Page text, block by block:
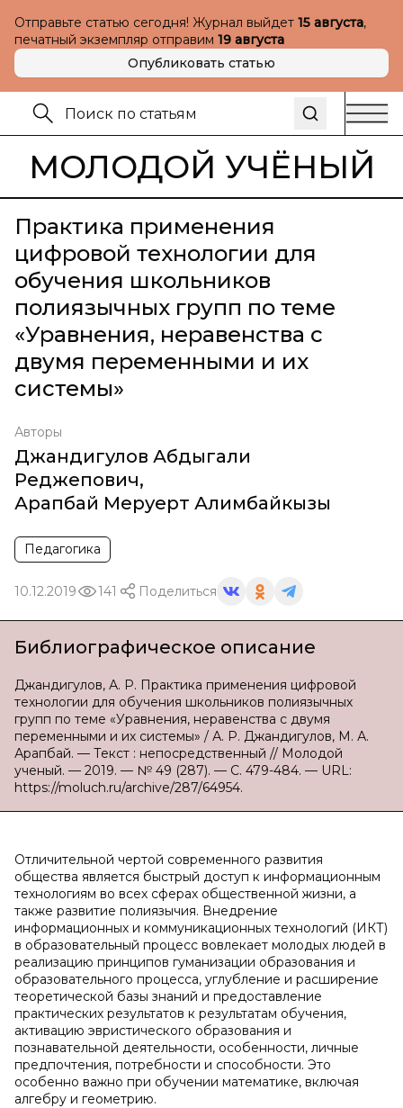
Отправьте статью сегодня! Журнал выйдет 15 августа,
печатный экземпляр отправим 19 августа
Опубликовать статью
МОЛОДОЙ УЧЁНЫЙ
Практика применения
цифровой технологии для
обучения школьников
полиязычных групп по теме
«Уравнения, неравенства с
двумя переменными и их
системы»
Авторы
Джандигулов Абдыгали
Реджепович,
Арапбай Меруерт Алимбайкызы
Педагогика
10.12.2019 141 Поделиться
Библиографическое описание
Джандигулов, А. Р. Практика применения цифровой
технологии для обучения школьников полиязычных
групп по теме «Уравнения, неравенства с двумя
переменными и их системы» / А. Р. Джандигулов, М. А.
Арапбай. — Текст : непосредственный // Молодой
ученый. — 2019. — № 49 (287). — С. 479-484. — URL:
https://moluch.ru/archive/287/64954.
Отличительной чертой современного развития
общества является быстрый доступ к информационным
технологиям во всех сферах общественной жизни, а
также развитие полиязычия. Внедрение
информационных и коммуникационных технологий (ИКТ)
в образовательный процесс вовлекает молодых людей в
реализацию принципов гуманизации образования и
образовательного процесса, углубление и расширение
теоретической базы знаний и предоставление
практических результатов к результатам обучения,
активацию эвристического образования и
познавательной деятельности, особенности, личные
предпочтения, потребности и способности. Это
особенно важно при обучении математике, включая
алгебру и геометрию.